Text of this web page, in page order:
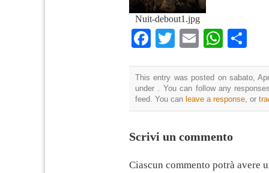
Nuit-debout1.jpg
Facebook
TwitterEmail
This entry was posted on sabato,
under . You can follow any
feed. You can leave a response, or
Scrivi un commento
Ciascun commento potrà avere